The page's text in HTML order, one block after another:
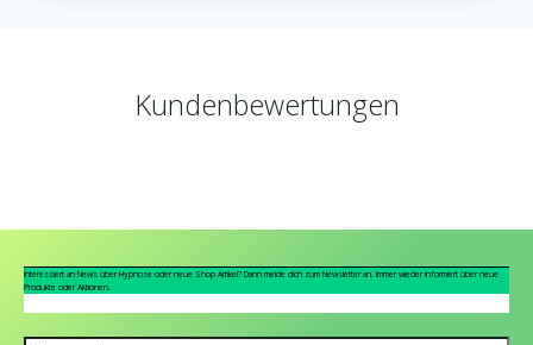
Kundenbewertungen
Interessiert an News über Hypnose oder neue Shop Artikel? Dann melde dich zum Newsletter an. Immer wieder informiert über neue
Produkte oder Aktionen.